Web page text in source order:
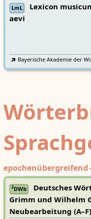
LmL
Lexicon
aevi
Bayerische Akademie der
epochenübergreifend
2DWb
Deutsches
Grimm und Wilhelm
Neubearbeitung (A–F)